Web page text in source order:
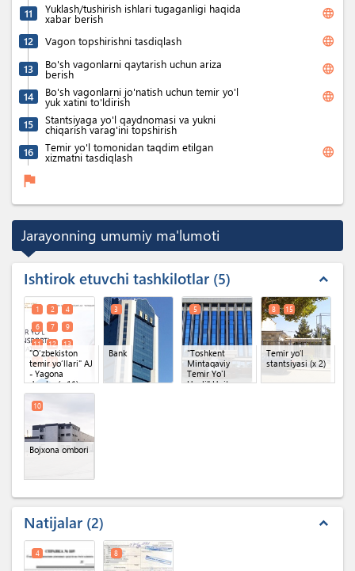
11 Yuklash/tushirish ishlari tugaganligi haqida
xabar berish language
12 Vagon topshirishni tasdiqlash language
13 Bo'sh vagonlarni qaytarish uchun ariza
berish language
14 Bo'sh vagonlarni jo'natish uchun temir yo'l
yuk xatini to'ldirish language
15 Stantsiyaga yo'l qaydnomasi va yukni
chiqarish varag'ini topshirish
16
Temir yo'l tomonidan taqdim etilgan
xizmatni tasdiqlash language
flag
Jarayonning umumiy ma'lumoti
Ishtirok etuvchi tashkilotlar 5 expand_less
"O‘zbekiston
temir yo‘llari" AJ
- Yagona
darcha(x 11)
1 2
4
6
7
9
11
12
13
14
16
Bank
3
"Toshkent
Mintaqaviy
Temir Yo'l
Uzeli" Unitar
5
Temir yoʻl
stantsiyasi(x 2)
8 15
Bojxona ombori
10
Natijalar 2 expand_less
4 8